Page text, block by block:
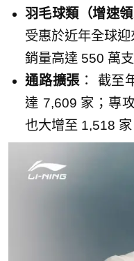
羽毛球類（增速領
受惠於近年全球
銷量高達 550 萬
通路擴張 ： 截至
達 7,609 家；專
也大增至 1,518 家